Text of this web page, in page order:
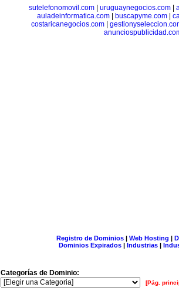
sutelefonomovil.com| uruguaynegocios.com|
auladeinformatica.com| buscapyme.com|
costaricanegocios.com|
Registro de Dominios| Web Hosting |
Dominios Expirados | Industrias |
Categorías de Dominio:
[Pág.